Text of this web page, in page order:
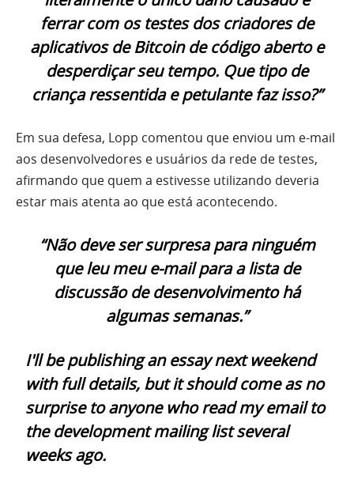
ferrar com os testes dos criadores de
aplicativos de Bitcoin de código aberto e
desperdiçar seu tempo. Que tipo de
criança ressentida e petulante faz isso?”
Em sua defesa, Lopp comentou que enviou um e-mail
aos desenvolvedores e usuários da rede de testes,
afirmando que quem a estivesse utilizando deveria
estar mais atenta ao que está acontecendo.
“Não deve ser surpresa para ninguém
que leu meu e-mail para a lista de
discussão de desenvolvimento há
algumas semanas.”
I'll be publishing an essay next weekend
with full details, but it should come as no
surprise to anyone who read my email to
the development mailing list several
weeks ago.